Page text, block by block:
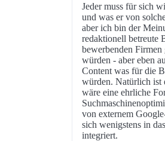
Jeder muss für sich
und was er von
aber ich bin der
redaktionell betreute
bewerbenden
würden - aber eben
Content was für die
würden. Natürlich ist
wäre eine ehrliche
von externem
sich wenigstens in
integriert.